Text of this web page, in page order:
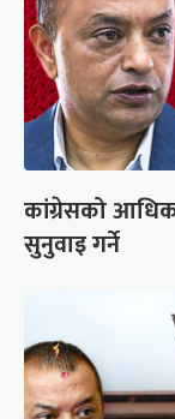
कांग्रेसको
सुनुवाइ गर्ने